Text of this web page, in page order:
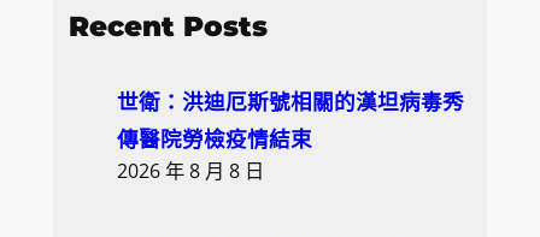
a
Recent Posts
世衛：洪迪厄斯號相關的漢坦病毒秀
傳醫院勞檢疫情結束
2026 年 8 月 8 日